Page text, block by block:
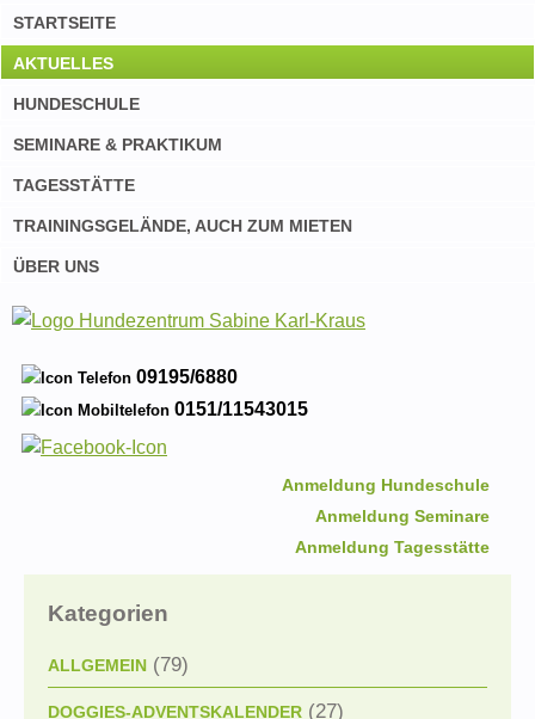
STARTSEITE
AKTUELLES
HUNDESCHULE
SEMINARE & PRAKTIKUM
TAGESSTÄTTE
TRAININGSGELÄNDE, AUCH ZUM MIETEN
ÜBER UNS
09195/6880
0151/11543015
Anmeldung Hundeschule
Anmeldung Seminare
Anmeldung Tagesstätte
Kategorien
ALLGEMEIN (79)
DOGGIES-ADVENTSKALENDER (27)